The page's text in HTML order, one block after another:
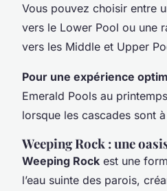
Vous pouvez choisir entre
vers le Lower Pool ou une
vers les Middle et Upper
Pour une expérience
Emerald Pools au
lorsque les cascades sont
Weeping Rock : une
Weeping Rock est une
l’eau suinte des parois,